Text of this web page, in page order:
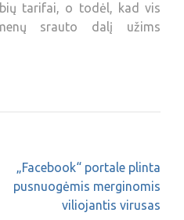
tarifai, o todėl, kad vis
srauto dalį užims
„Facebook“ portale plinta
pusnuogėmis merginomis
viliojantis virusas